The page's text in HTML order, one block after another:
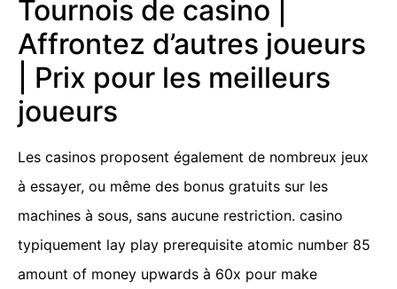
Tournois de casino |
Affrontez d’autres joueurs
| Prix pour les meilleurs
joueurs
Les casinos proposent également de nombreux jeux
à essayer, ou même des bonus gratuits sur les
machines à sous, sans aucune restriction. casino
typiquement lay play prerequisite atomic number 85
amount of money upwards à 60x pour make